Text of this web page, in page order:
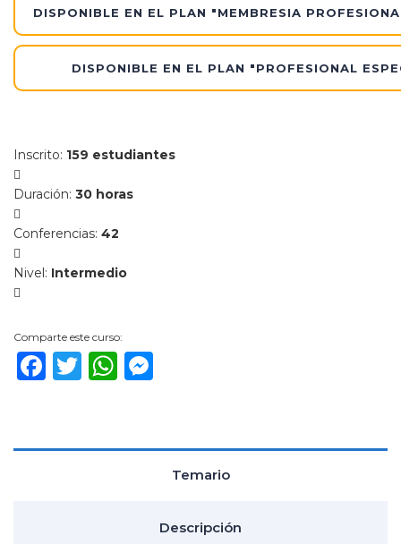
DISPONIBLE EN EL PLAN "MEMBRESIA
DISPONIBLE EN EL PLAN "PROFESIONAL
Inscrito: 159 estudiantes
Duración: 30 horas
Conferencias: 42
Nivel: Intermedio
Comparte este curso:
Facebook
TwitterWhatsApp
Temario
Descripción